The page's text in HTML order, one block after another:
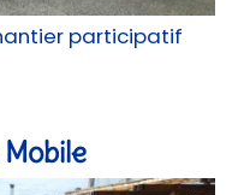
participatif